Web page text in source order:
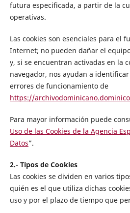
futura especificada, a partir de la
operativas.
Las cookies son esenciales para el
Internet; no pueden dañar el
y, si se encuentran activadas en la
navegador, nos ayudan a
errores de funcionamiento de
https://
Para mayor información puede
Uso de las Cookies de la Agencia
Datos”.
2.- Tipos de Cookies
Las cookies se dividen en varios
quién es el que utiliza dichas
uso y por el plazo de tiempo que